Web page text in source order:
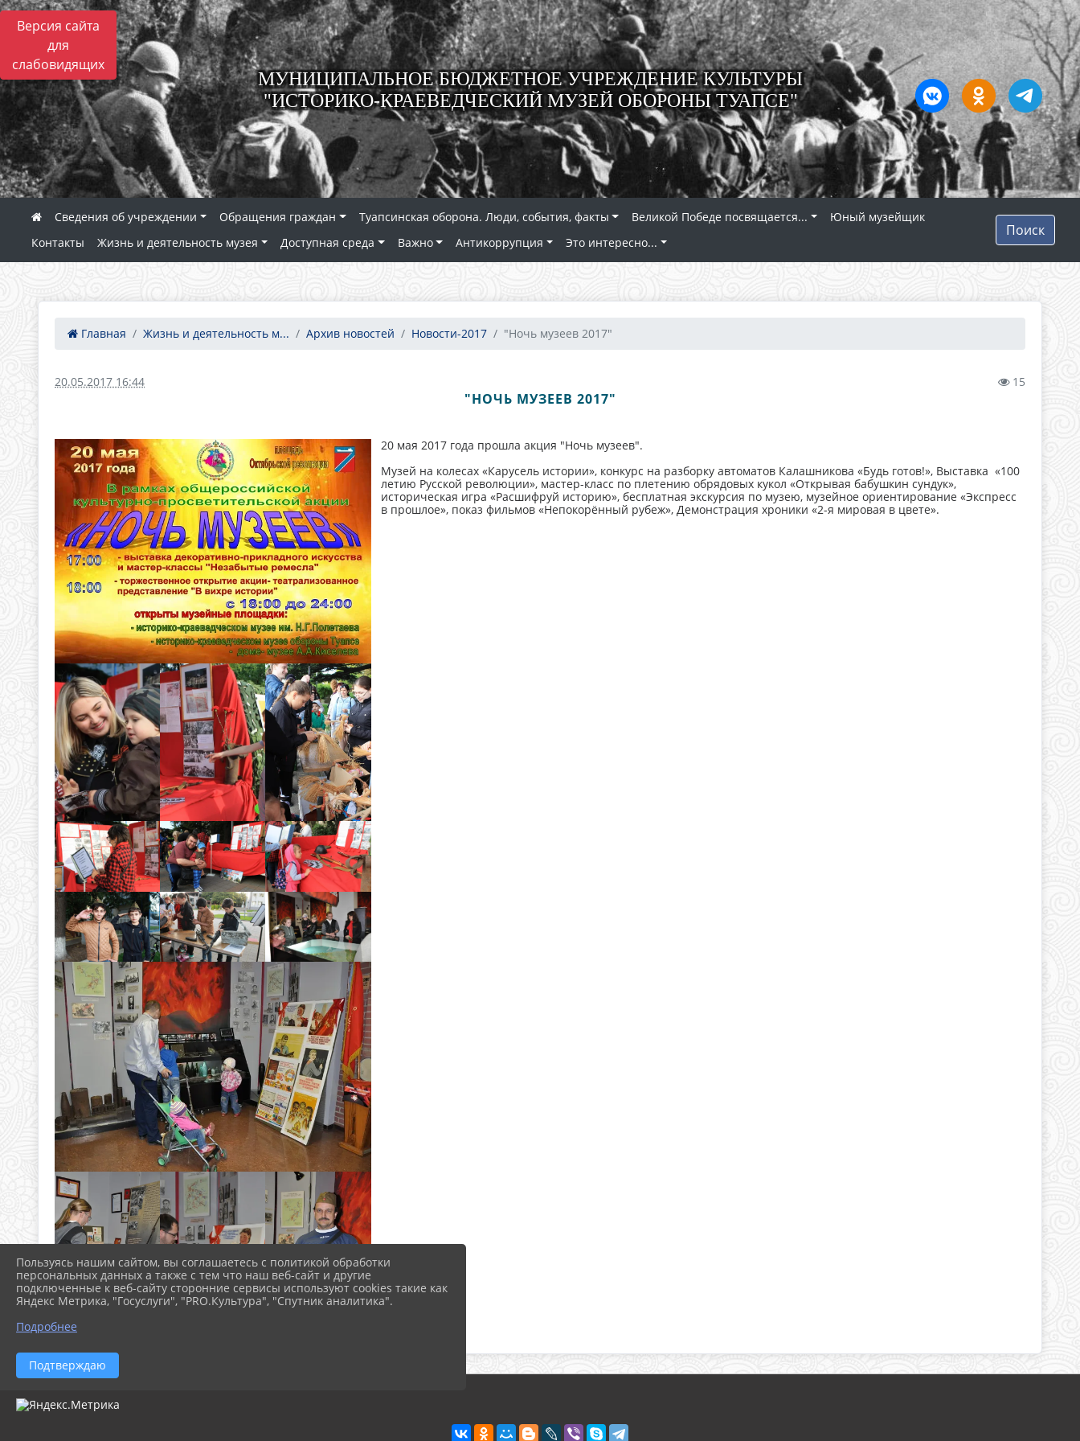
Версия сайта
для
слабовидящих
МУНИЦИПАЛЬНОЕ БЮДЖЕТНОЕ УЧРЕЖДЕНИЕ КУЛЬТУРЫ
"ИСТОРИКО-КРАЕВЕДЧЕСКИЙ МУЗЕЙ ОБОРОНЫ ТУАПСЕ"
Сведения об учреждении Обращения граждан Туапсинская оборона. Люди, события, факты Великой Победе посвящается...
Юный музейщик
Контакты
Жизнь и деятельность музея Доступная среда Важно Антикоррупция Это интересно...
Поиск
Главная Жизнь и деятельность м... Архив новостей Новости-2017 "Ночь музеев 2017"
20.05.2017 16:44 15
"НОЧЬ МУЗЕЕВ 2017"
20 мая 2017 года прошла акция "Ночь музеев".
Музей на колесах «Карусель истории», конкурс на разборку автоматов Калашникова «Будь готов!», Выставка «100
летию Русской революции», мастер-класс по плетению обрядовых кукол «Открывая бабушкин сундук»,
историческая игра «Расшифруй историю», бесплатная экскурсия по музею, музейное ориентирование «Экспресс
в прошлое», показ фильмов «Непокорённый рубеж», Демонстрация хроники «2-я мировая в цвете».
Пользуясь нашим сайтом, вы соглашаетесь с политикой обработки
персональных данных а также с тем что наш веб-сайт и другие
подключенные к веб-сайту сторонние сервисы используют cookies такие как
Яндекс Метрика, "Госуслуги", "PRO.Культура", "Спутник аналитика".
Подробнее
Подтверждаю